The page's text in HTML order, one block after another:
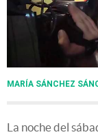
MARÍA SÁNCHEZ
La noche del